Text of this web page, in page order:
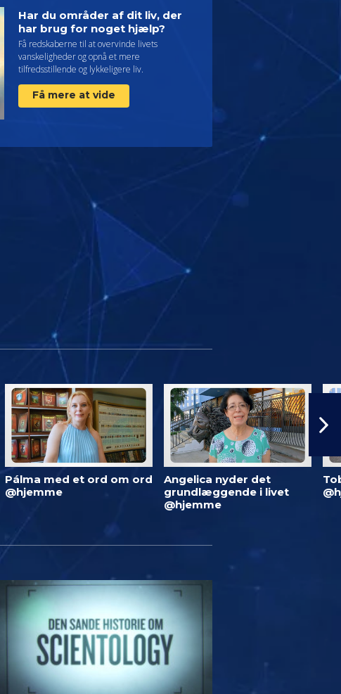
Har du områder af dit liv, der
har brug for noget hjælp?
Få redskaberne til at overvinde livets
vanskeligheder og opnå et mere
tilfredsstillende og lykkeligere liv.
Få mere at vide
Pálma med et ord om ord
@hjemme
Angelica nyder det
grundlæggende i livet
@hjemme